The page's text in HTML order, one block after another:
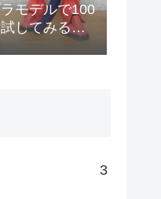
モデルで100
してみる
やがって!】
3